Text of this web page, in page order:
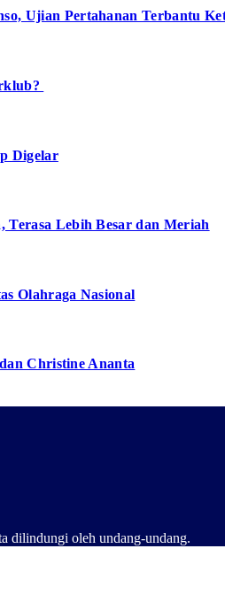
Ujian Pertahanan Terbantu
Digelar
Lebih Besar dan Meriah
Olahraga Nasional
Christine Ananta
dilindungi oleh undang-undang.